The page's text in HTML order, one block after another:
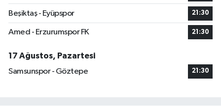
Beşiktaş - Eyüpspor 21:30
Amed - Erzurumspor FK 21:30
17 Ağustos, Pazartesi
Samsunspor - Göztepe
21:30